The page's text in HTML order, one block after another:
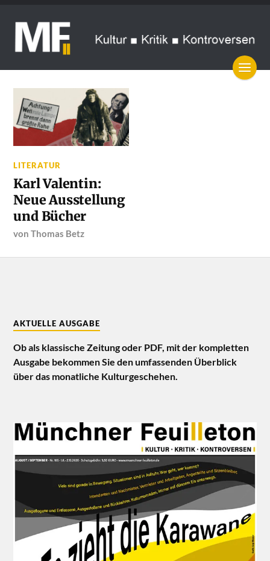
LITERATUR
Karl Valentin:
Neue Ausstellung
und Bücher
vonThomas Betz
AKTUELLE AUSGABE
Ob als klassische Zeitung oder PDF, mit der kompletten
Ausgabe bekommen Sie den umfassenden Überblick
über das monatliche Kulturgeschehen.